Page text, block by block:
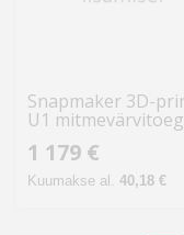
Snapmaker 3D-
U1
1 179 €
Kuumakse al. 40,18 €